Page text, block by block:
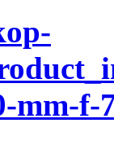
mm-f-